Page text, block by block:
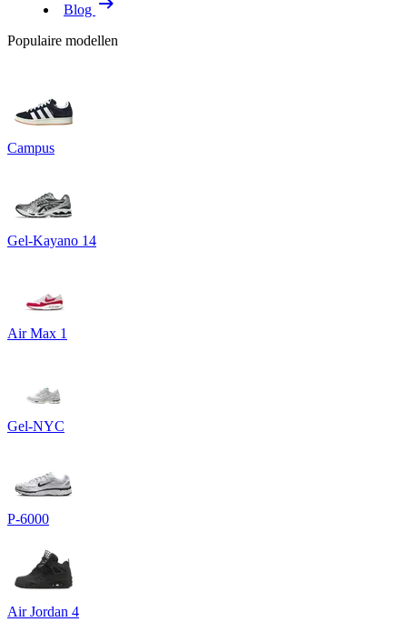
Blog
Populaire modellen
Campus
Gel-Kayano 14
Air Max 1
Gel-NYC
P-6000
Air Jordan 4